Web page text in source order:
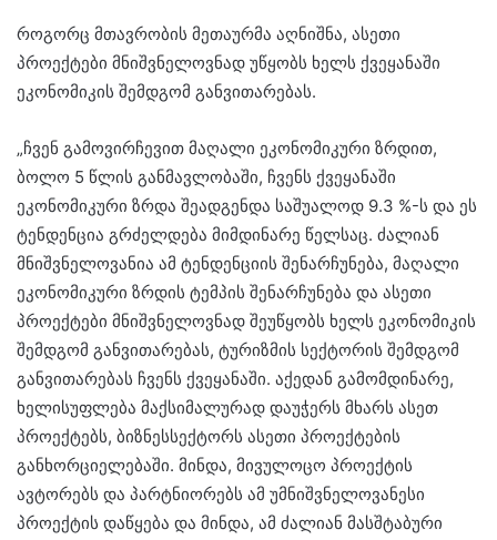
როგორც მთავრობის მეთაურმა აღნიშნა, ასეთი
პროექტები მნიშვნელოვნად უწყობს ხელს ქვეყანაში
ეკონომიკის შემდგომ განვითარებას.
„ჩვენ გამოვირჩევით მაღალი ეკონომიკური ზრდით,
ბოლო 5 წლის განმავლობაში, ჩვენს ქვეყანაში
ეკონომიკური ზრდა შეადგენდა საშუალოდ 9.3 %-ს და ეს
ტენდენცია გრძელდება მიმდინარე წელსაც. ძალიან
მნიშვნელოვანია ამ ტენდენციის შენარჩუნება, მაღალი
ეკონომიკური ზრდის ტემპის შენარჩუნება და ასეთი
პროექტები მნიშვნელოვნად შეუწყობს ხელს ეკონომიკის
შემდგომ განვითარებას, ტურიზმის სექტორის შემდგომ
განვითარებას ჩვენს ქვეყანაში. აქედან გამომდინარე,
ხელისუფლება მაქსიმალურად დაუჭერს მხარს ასეთ
პროექტებს, ბიზნესსექტორს ასეთი პროექტების
განხორციელებაში. მინდა, მივულოცო პროექტის
ავტორებს და პარტნიორებს ამ უმნიშვნელოვანესი
პროექტის დაწყება და მინდა, ამ ძალიან მასშტაბური